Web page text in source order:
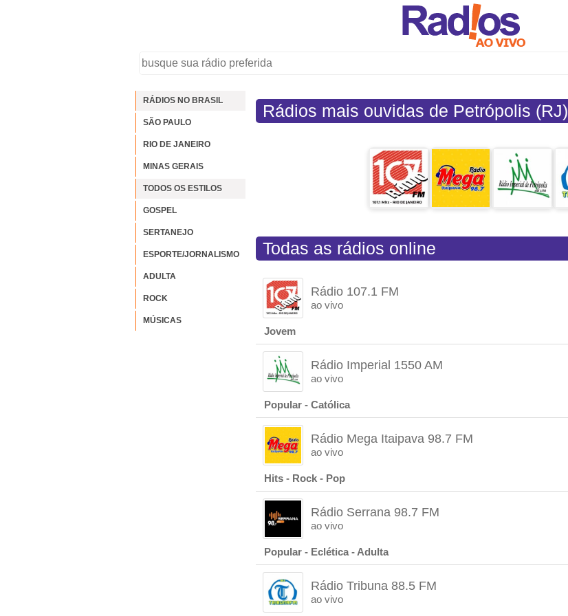
RÁDIOS NO BRASIL
SÃO PAULO
RIO DE JANEIRO
MINAS GERAIS
TODOS OS ESTILOS
GOSPEL
SERTANEJO
ESPORTE/JORNALISMO
ADULTA
ROCK
MÚSICAS
Rádios mais ouvidas de Petrópolis (RJ)
Todas as rádios online
Rádio 107.1 FM
ao vivo
Jovem
Rádio Imperial 1550 AM
ao vivo
Popular - Católica
Rádio Mega Itaipava 98.7 FM
ao vivo
Hits - Rock - Pop
Rádio Serrana 98.7 FM
ao vivo
Popular - Eclética - Adulta
Rádio Tribuna 88.5 FM
ao vivo